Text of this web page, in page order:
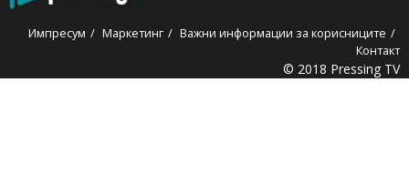
Импресум Маркетинг
Важни информации за корисниците
Контакт
© 2018 Pressing TV